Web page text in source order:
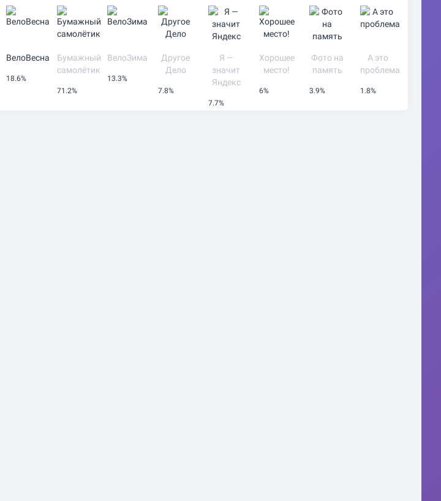
ВелоВесна
18.6%
Бумажный
самолётик
71.2%
ВелоЗима
13.3%
Другое
Дело
7.8%
Я —
значит
Яндекс
7.7%
Хорошее
место!
6%
Фото на
память
3.9%
А это
проблема
1.8%